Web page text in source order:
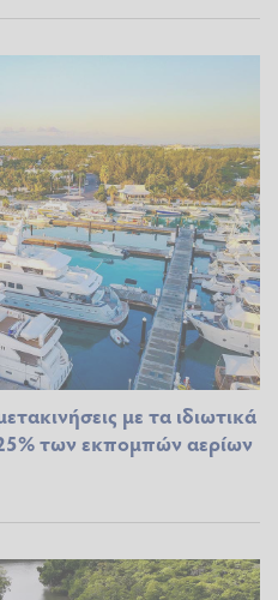
με τα ιδιωτικά
των εκπομπών αερίων